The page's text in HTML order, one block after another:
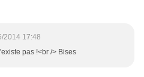
2014 17:48
pas !<br /> Bises